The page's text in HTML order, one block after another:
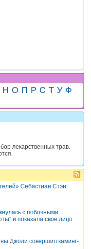
Н О П Р С Т У Ф
лекарственных трав.
Себастиан Стэн
с побочными
и показала свое лицо
Джоли совершил каминг-